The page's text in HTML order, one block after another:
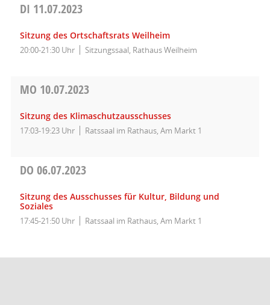
DI 11.07.2023
Sitzung des Ortschaftsrats Weilheim
20:00-21:30 Uhr Sitzungssaal, Rathaus Weilheim
MO 10.07.2023
Sitzung des Klimaschutzausschusses
17:03-19:23 Uhr Ratssaal im Rathaus, Am Markt 1
DO 06.07.2023
Sitzung des Ausschusses für Kultur, Bildung und
Soziales
17:45-21:50 Uhr Ratssaal im Rathaus, Am Markt 1